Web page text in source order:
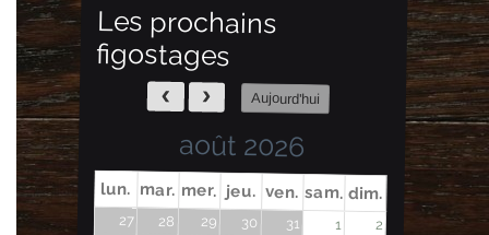
Les prochains
figostages
Aujourd'hui
août 2026
lun. mar. mer. jeu. ven. sam. dim.
27 28 29 30 31 1 2